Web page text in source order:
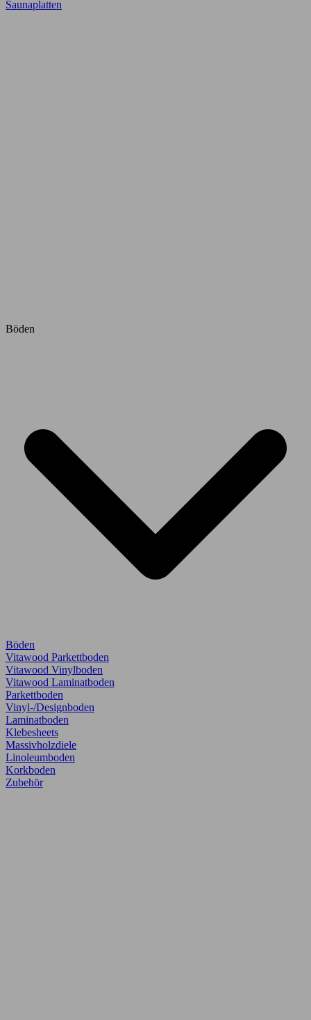
Saunaplatten
Böden
Böden
Vitawood Parkettboden
Vitawood Vinylboden
Vitawood Laminatboden
Parkettboden
Vinyl-/Designboden
Laminatboden
Klebesheets
Massivholzdiele
Linoleumboden
Korkboden
Zubehör